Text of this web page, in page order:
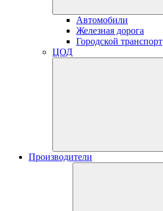
Автомобили
Железная дорога
Городской транспорт
ЦОД
Производители